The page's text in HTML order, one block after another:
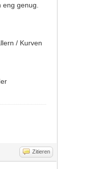
eng genug.
/ Kurven
Zitieren